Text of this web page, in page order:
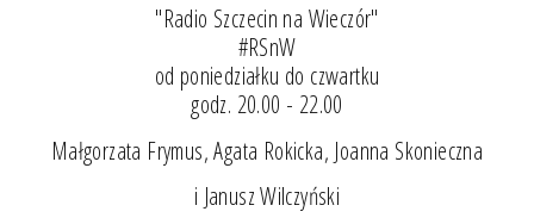
"Radio Szczecin na Wieczór"
#RSnW
od poniedziałku do czwartku
godz. 20.00 - 22.00
Małgorzata Frymus, Agata Rokicka, Joanna Skonieczna
i Janusz Wilczyński